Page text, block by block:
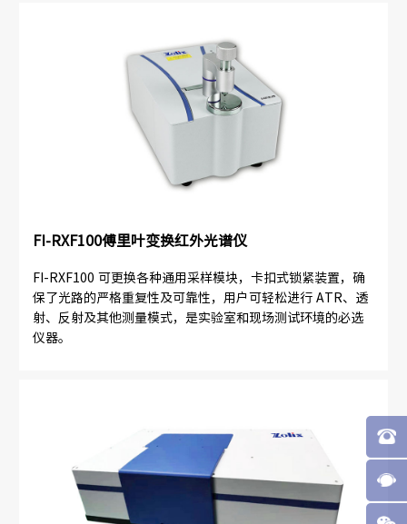
FI-RXF100傅里叶变换红外光谱仪
FI-RXF100 可更换各种通用采样模块，卡扣式锁紧装置，确
保了光路的严格重复性及可靠性，用户可轻松进行 ATR、透
射、反射及其他测量模式，是实验室和现场测试环境的必选
仪器。